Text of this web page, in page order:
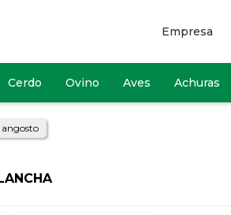
Cerdo Ovino Aves Achuras
Empresa
angosto